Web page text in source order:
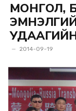
МОНГОЛ,
2014-09-19